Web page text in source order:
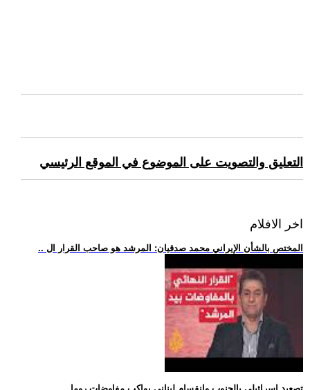
التعليق والتصويت على الموضوع في الموقع الرئيسي
اخر الافلام
.. المختص بالشأن الإيراني محمد صدقيان: المرشد هو صاحب القرار ال